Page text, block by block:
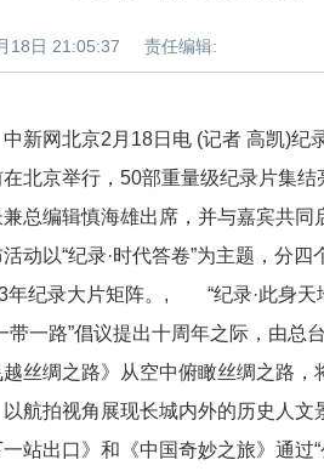
18日 21:05:37 责任编辑:
网北京2月18日电 (记者 高凯)纪
在北京举行，50部重量级纪录片
兼总编辑慎海雄出席，并与嘉宾共
活动以“纪录·时代答卷”为主题，分
年纪录大片矩阵。, “纪录·此身天
带一路”倡议提出十周年之际，由总
越丝绸之路》从空中俯瞰丝绸之路
航拍视角展现长城内外的历史人文
一站出口》和《中国奇妙之旅》通